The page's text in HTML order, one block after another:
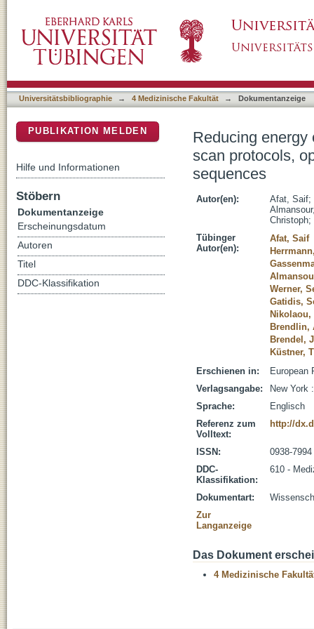
magnet cooling patterns, and deep learning
Universitätsbibliographie → 4 Medizinische Fakultät → Dokumentanzeige
Reducing energy
scan protocols,
sequences
Autor(en): Afat, Saif;
Christoph;
Tübinger
Autor(en):
Afat, Saif
Werner,
Gatidis,
Brendlin,
Brendel,
Küstner,
Erschienen in:
European
Verlagsangabe:
New York
Sprache:
Englisch
Referenz zum
Volltext:
http://
ISSN:
0938-7994
DDC-
Klassifikation:
610 -
Dokumentart:
Zur
Langanzeige
Das Dokument
4 Medizinische
PUBLIKATION MELDEN
Hilfe und Informationen
Stöbern
Dokumentanzeige
Erscheinungsdatum
Autoren
Titel
DDC-Klassifikation